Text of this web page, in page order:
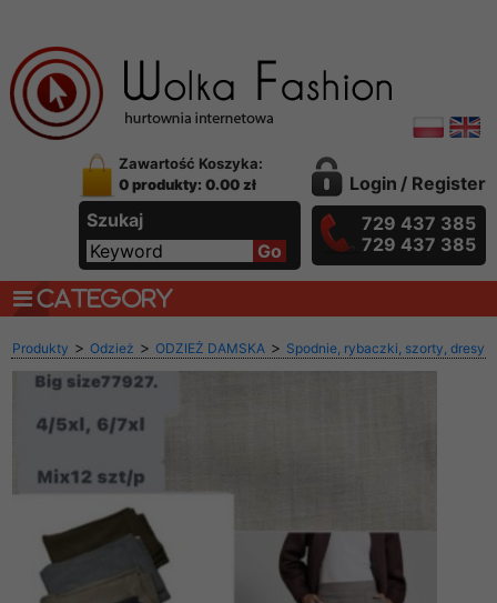
Zawartość Koszyka:
0 produkty: 0.00 zł
Szukaj
Login / Register
729 437 385
729 437 385
CATEGORY
Produkty > Odzież > ODZIEŻ DAMSKA > Spodnie, rybaczki, szorty, dresy